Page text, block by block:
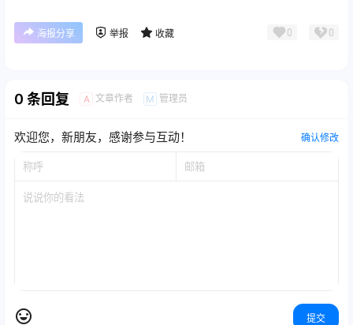
海报分享 举报 收藏 0 0
0 条回复 A 文章作者 M 管理员
欢迎您，新朋友，感谢参与互动！ 确认修改
提交